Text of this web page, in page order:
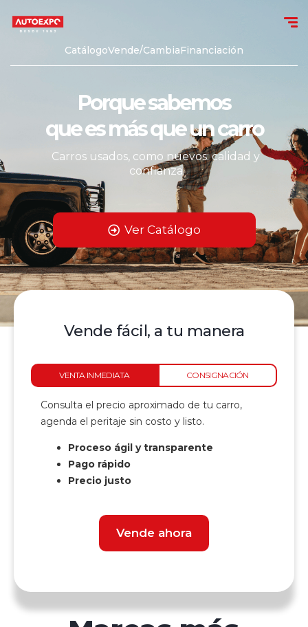
CatálogoVende/CambiaFinanciación
Porque sabemos
que es más que un carro
Carros usados, como nuevos: calidad y
confianza
Ver Catálogo
Vende fácil, a tu manera
VENTA INMEDIATA CONSIGNACIÓN
Consulta el precio aproximado de tu carro,
agenda el peritaje sin costo y listo.
Proceso ágil y transparente
Pago rápido
Precio justo
Vende ahora